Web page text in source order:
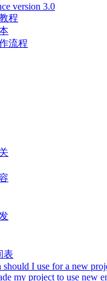
version 3.0
程
流程
表
I use for a new
my project to use new